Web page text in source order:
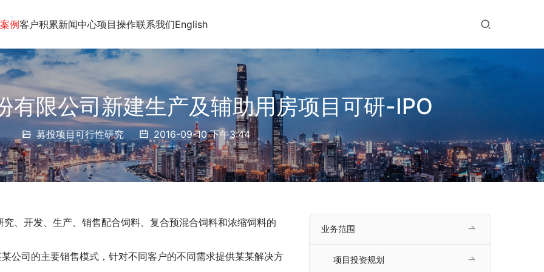
例客户积累新闻中心项目操作联系我们English
有限公司新建生产及辅助用房项目可研-IPO
募投项目可行性研究 2016-09-10 下午3:44
、开发、生产、销售配合饲料、复合预混合饲料和浓缩饲料的
公司的主要销售模式，针对不同客户的不同需求提供某某解决方
业务范围
项目投资规划